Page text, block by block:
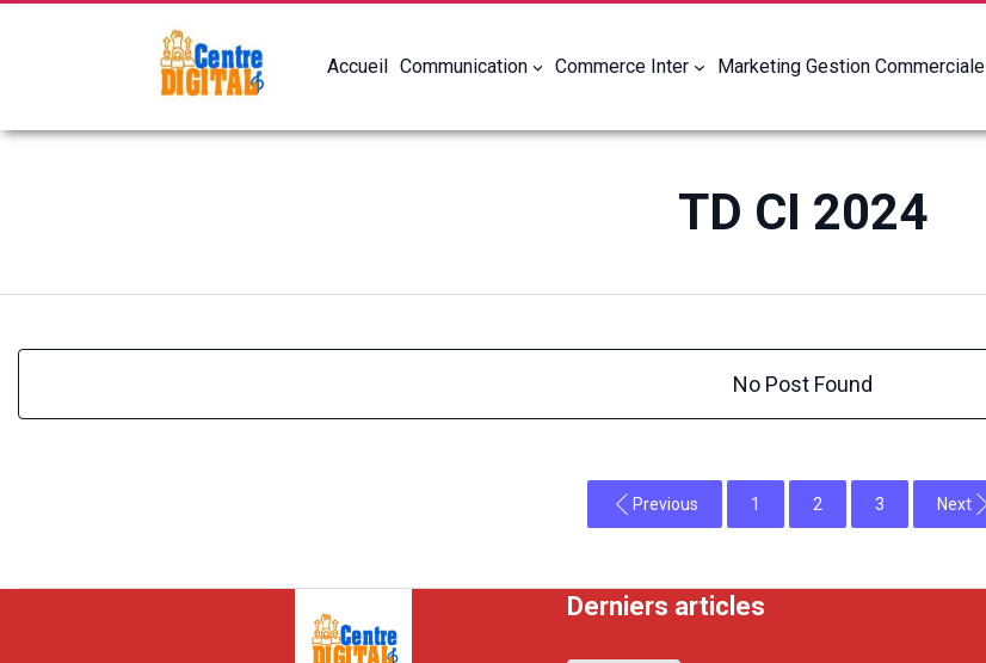
Accueil Communication Commerce Inter Marketing Gestion Commerciale
TD CI 2024
No Post Found
Previous 1 2 3 Next
Derniers articles